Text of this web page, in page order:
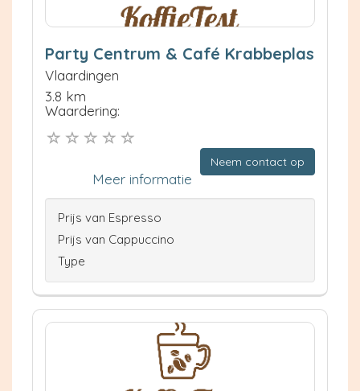
Party Centrum & Café Krabbeplas
Vlaardingen
3.8 km
Waardering:
Neem contact op
Meer informatie
Prijs van Espresso
Prijs van Cappuccino
Type